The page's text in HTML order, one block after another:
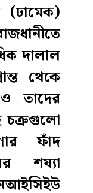
দালাল
থেকে
তাদের
চক্রগুলো
ফাঁদ
শয্যা